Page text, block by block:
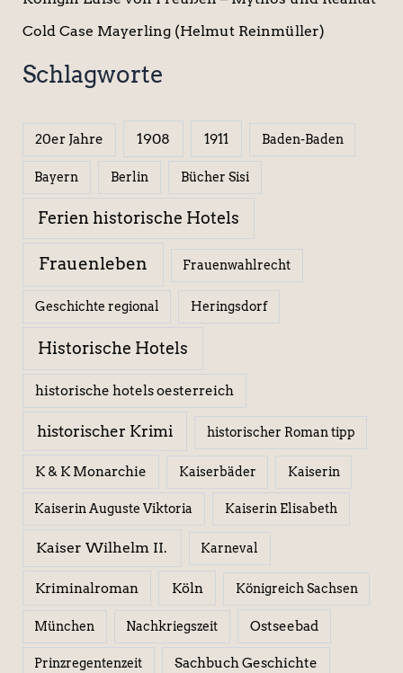
Cold Case Mayerling (Helmut Reinmüller)
Schlagworte
20er Jahre 1908 1911 Baden-Baden
Bayern Berlin Bücher Sisi
Ferien historische Hotels
Frauenleben Frauenwahlrecht
Geschichte regional Heringsdorf
Historische Hotels
historische hotels oesterreich
historischer Krimi historischer Roman tipp
K & K Monarchie Kaiserbäder Kaiserin
Kaiserin Auguste Viktoria Kaiserin Elisabeth
Kaiser Wilhelm II. Karneval
Kriminalroman Köln Königreich Sachsen
München Nachkriegszeit Ostseebad
Prinzregentenzeit Sachbuch Geschichte